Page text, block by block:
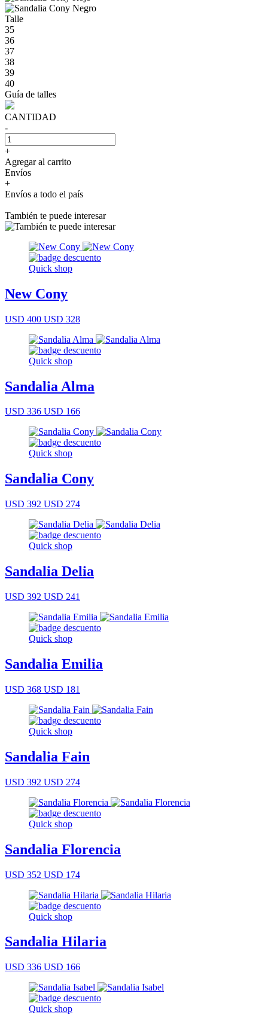
Talle
35
36
37
38
39
40
Guía de talles
CANTIDAD
-
+
Agregar al carrito
Envíos
+
Envíos a todo el país
También te puede interesar
Quick shop
New Cony
USD 400 USD 328
Quick shop
Sandalia Alma
USD 336 USD 166
Quick shop
Sandalia Cony
USD 392 USD 274
Quick shop
Sandalia Delia
USD 392 USD 241
Quick shop
Sandalia Emilia
USD 368 USD 181
Quick shop
Sandalia Fain
USD 392 USD 274
Quick shop
Sandalia Florencia
USD 352 USD 174
Quick shop
Sandalia Hilaria
USD 336 USD 166
Quick shop